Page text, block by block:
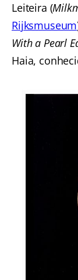
Leiteira (
Rijksmuseum
With a Pearl
Haia,